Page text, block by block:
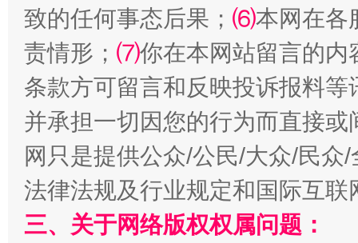
阿坝州三大球赛在茂县开幕 规模
致的任何事态后果； ⑹本网在各
责情形； ⑺你在本网站留言的内
条款方可留言和反映投诉报料
并承担一切因您的行为而直接
网只是提供公众/公民/大众/民
法律法规及行业规定和国际互
三、关于网络版权权属问题：